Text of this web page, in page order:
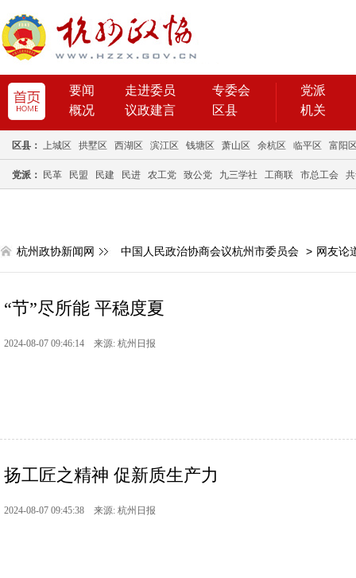
要闻 走进委员
专委会
概况
议政建言 区县
党派
机关
区县： 上城区 拱墅区 西湖区 滨江区 钱塘区 萧山区 余杭区 临平区 富阳
党派： 民革 民盟 民建 民进 农工党 致公党 九三学社 工商联 市总工会
杭州政协新闻网 中国人民政治协商会议杭州市委员会 > 网友论
“节”尽所能 平稳度夏
2024-08-07 09:46:14 来源: 杭州日报
扬工匠之精神 促新质生产力
2024-08-07 09:45:38 来源: 杭州日报